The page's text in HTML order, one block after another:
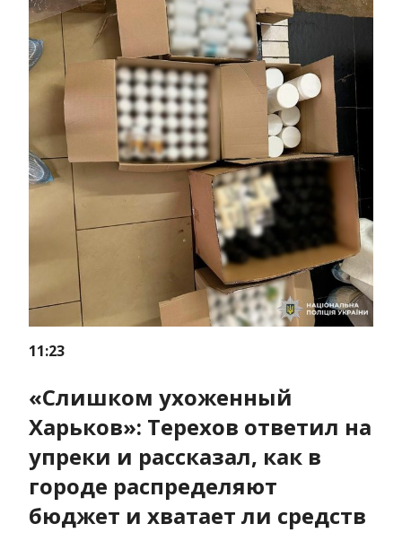
11:23
«Слишком ухоженный
Харьков»: Терехов ответил на
упреки и рассказал, как в
городе распределяют
бюджет и хватает ли средств